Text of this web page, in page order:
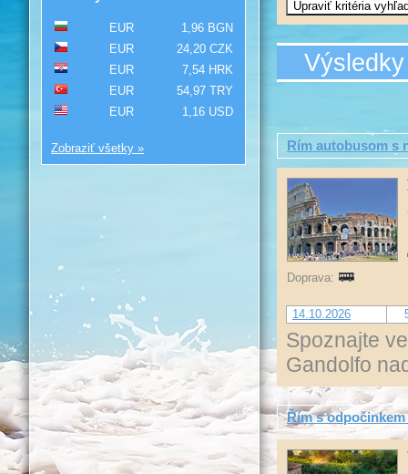
Rím autobusom s
Doprava:
14.10.2026
Spoznajte
Gandolfo
Řím s
EUR
1,96 BGN
EUR
24,20 CZK
EUR
7,54 HRK
EUR
54,97 TRY
EUR
1,16 USD
Zobraziť všetky »